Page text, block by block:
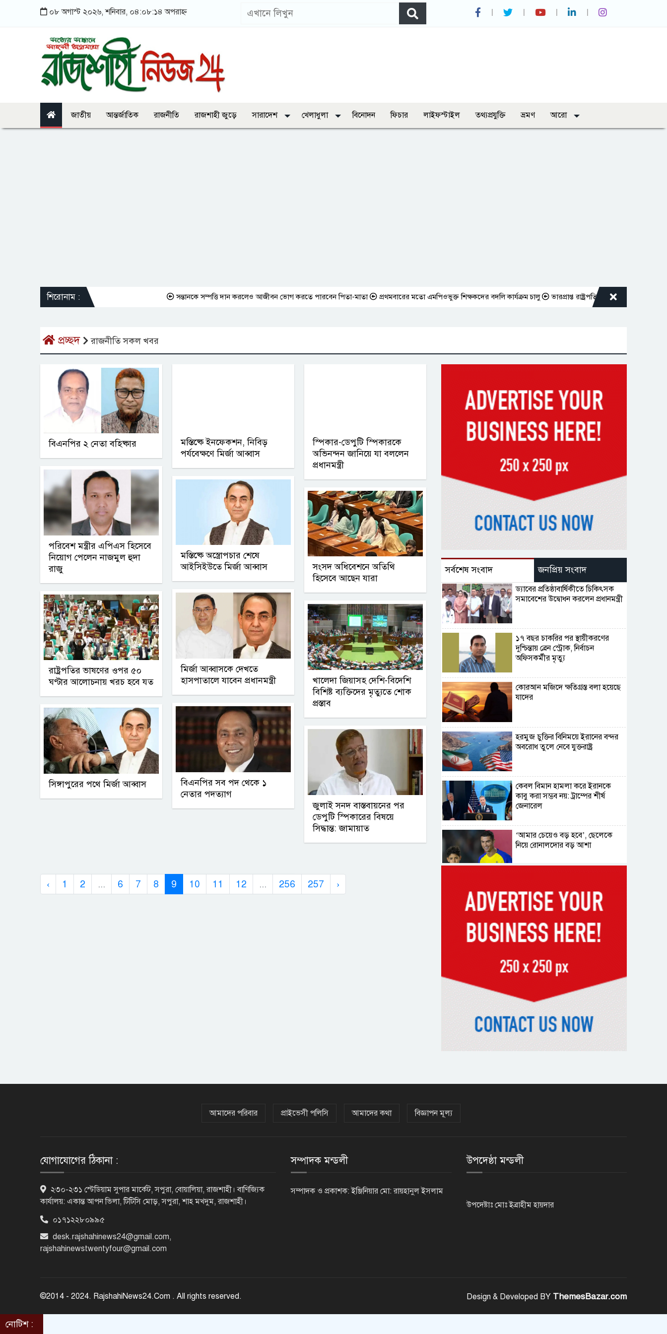
০৮ অগাস্ট ২০২৬, শনিবার, ০৪:০৮:১৪ অপরাহ্ন
জাতীয় আন্তর্জাতিক রাজনীতি রাজশাহী জুড়ে সারাদেশ খেলাধুলা বিনোদন ফিচার লাইফস্টাইল তথ্যপ্রযুক্তি ভ্রমণ আরো
শিরোনাম : সন্তানকে সম্পত্তি দান করলেও আজীবন ভোগ করতে পারবেন পিতা-মাতা প্রথমবারের মতো এমপিওভুক্ত শিক্ষকদের বদলি কার্যক্রম চালু ভারপ্রাপ্ত রাষ্ট্রপতিকে শুভেচ্ছা জানালেন রাসিক
প্রচ্ছদ রাজনীতি সকল খবর
বিএনপির ২ নেতা বহিষ্কার
পরিবেশ মন্ত্রীর এপিএস হিসেবে
নিয়োগ পেলেন নাজমুল হুদা
রাজু
রাষ্ট্রপতির ভাষণের ওপর ৫০
ঘণ্টার আলোচনায় খরচ হবে যত
সিঙ্গাপুরের পথে মির্জা আব্বাস
মস্তিষ্কে ইনফেকশন, নিবিড়
পর্যবেক্ষণে মির্জা আব্বাস
মস্তিষ্কে অস্ত্রোপচার শেষে
আইসিইউতে মির্জা আব্বাস
মির্জা আব্বাসকে দেখতে
হাসপাতালে যাবেন প্রধানমন্ত্রী
বিএনপির সব পদ থেকে ১
নেতার পদত্যাগ
স্পিকার-ডেপুটি স্পিকারকে
অভিনন্দন জানিয়ে যা বললেন
প্রধানমন্ত্রী
সংসদ অধিবেশনে অতিথি
হিসেবে আছেন যারা
খালেদা জিয়াসহ দেশি-বিদেশি
বিশিষ্ট ব্যক্তিদের মৃত্যুতে শোক
প্রস্তাব
জুলাই সনদ বাস্তবায়নের পর
ডেপুটি স্পিকারের বিষয়ে
সিদ্ধান্ত: জামায়াত
‹ 1 2 ... 6 7 8 9 10 11 12 ... 256 257 ›
সর্বশেষ সংবাদ জনপ্রিয় সংবাদ
ড্যাবের প্রতিষ্ঠাবার্ষিকীতে চিকিৎসক
সমাবেশের উদ্বোধন করলেন প্রধানমন্ত্রী
১৭ বছর চাকরির পর স্থায়ীকরণের
দুশ্চিন্তায় ব্রেন স্ট্রোক, নির্বাচন
অফিসকর্মীর মৃত্যু
কোরআন মজিদে ক্ষতিগ্রস্ত বলা হয়েছে
যাদের
হরমুজ চুক্তির বিনিময়ে ইরানের বন্দর
অবরোধ তুলে নেবে যুক্তরাষ্ট্র
কেবল বিমান হামলা করে ইরানকে
কাবু করা সম্ভব নয়: ট্রাম্পের শীর্ষ
জেনারেল
‘আমার চেয়েও বড় হবে’, ছেলেকে
নিয়ে রোনালদোর বড় আশা
ব্যবধানে হারল বাংলাদেশ
‘জেন-জি’ই ‘দেশের চালিকা শক্তি’,
আগের মন্তব্য থেকে ইউ-টার্ন কঙ্গনা
প্রাক্তনের স্মৃতিতে গভীর রাতে ঘুম
উধাও? জেনে নিন মুক্তির উপায়
দেশের আট জেলায় বজ্রবৃষ্টির আশঙ্কা,
আমাদের পরিবার প্রাইভেসী পলিসি আমাদের কথা বিজ্ঞাপন মূল্য
যোগাযোগের ঠিকানা :
২৩০-২৩১ স্টেডিয়াম সুপার মার্কেট, সপুরা, বোয়ালিয়া, রাজশাহী। বাণিজ্যিক
কার্যালয়: একান্ত আপন ভিলা, টিটিসি মোড়, সপুরা, শাহ মখদুম, রাজশাহী।
০১৭১২২৮০৯৯৫
desk.rajshahinews24@gmail.com,
rajshahinewstwentyfour@gmail.com
সম্পাদক মন্ডলী
সম্পাদক ও প্রকাশক: ইঞ্জিনিয়ার মো: রায়হানুল ইসলাম
উপদেষ্ঠা মন্ডলী
উপদেষ্টাঃ মোঃ ইব্রাহীম হায়দার
©2014 - 2024. RajshahiNews24.Com . All rights reserved. Design & Developed BY ThemesBazar.com
নোটিশ :